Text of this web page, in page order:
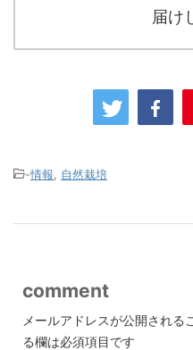
届け
-情報 自然栽培
comment
メールアドレスが公開される
る欄は必須項目です